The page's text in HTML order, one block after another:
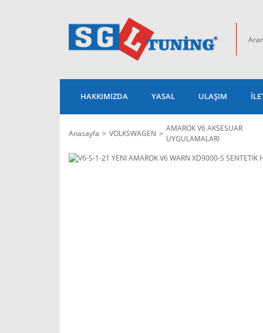
HAKKIMIZDA YASAL ULAŞIM
Anasayfa VOLKSWAGEN
AMAROK V6 AKSESUAR
UYGULAMALARI